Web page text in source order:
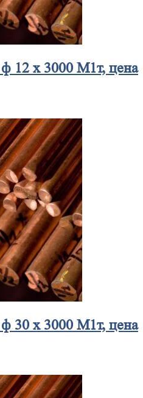
12 х 3000 М1т, цена
30 х 3000 М1т, цена